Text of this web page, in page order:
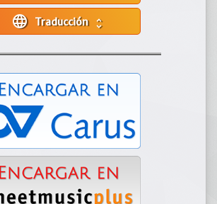
language unfold_more